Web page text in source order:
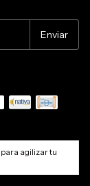
para agilizar tu